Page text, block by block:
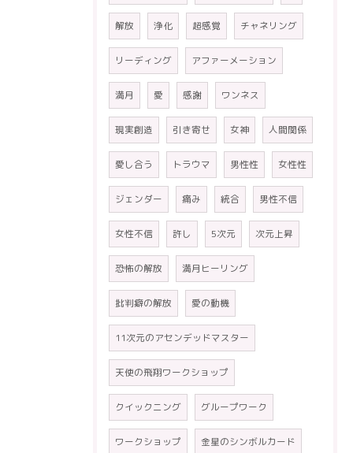
解放 浄化 超感覚 チャネリング
リーディング アファーメーション
満月 愛 感謝 ワンネス
現実創造 引き寄せ 女神 人間関係
愛し合う トラウマ 男性性 女性性
ジェンダー 痛み 統合 男性不信
女性不信 許し 5次元 次元上昇
恐怖の解放 満月ヒーリング
批判癖の解放 愛の動機
11次元のアセンデッドマスター
天使の飛翔ワークショップ
クイックニング グループワーク
ワークショップ 金星のシンボルカード